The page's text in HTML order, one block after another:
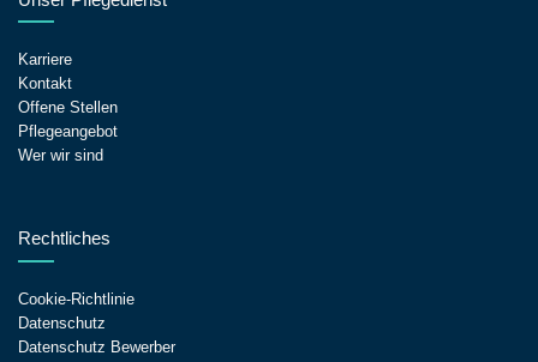
Karriere
Kontakt
Offene Stellen
Pflegeangebot
Wer wir sind
Rechtliches
Cookie-Richtlinie
Datenschutz
Datenschutz Bewerber